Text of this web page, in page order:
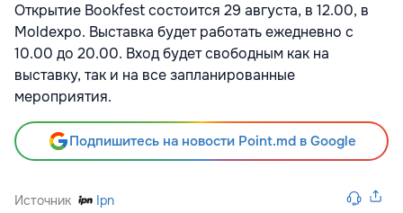
Открытие Bookfest состоится 29 августа, в 12.00, в
Moldexpo. Выставка будет работать ежедневно с
10.00 до 20.00. Вход будет свободным как на
выставку, так и на все запланированные
мероприятия.
Подпишитесь на новости Point.md в Google
Источник Ipn